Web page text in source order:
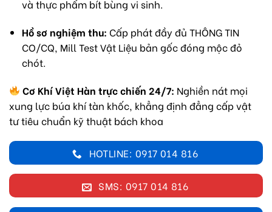
và thực phẩm bít bùng vi sinh.
Hồ sơ nghiệm thu: Cấp phát đầy đủ THÔNG TIN
CO/CQ, Mill Test Vật Liệu bản gốc đóng mộc đỏ
chót.
Cơ Khí Việt Hàn trực chiến 24/7: Nghiền nát mọi
xung lực búa khí tàn khốc, khẳng định đẳng cấp vật
tư tiêu chuẩn kỹ thuật bách khoa
HOTLINE: 0917 014 816
SMS: 0917 014 816